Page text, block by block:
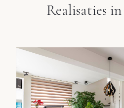
Realisaties in